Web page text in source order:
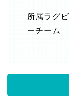
所属ラグビ
ーチーム